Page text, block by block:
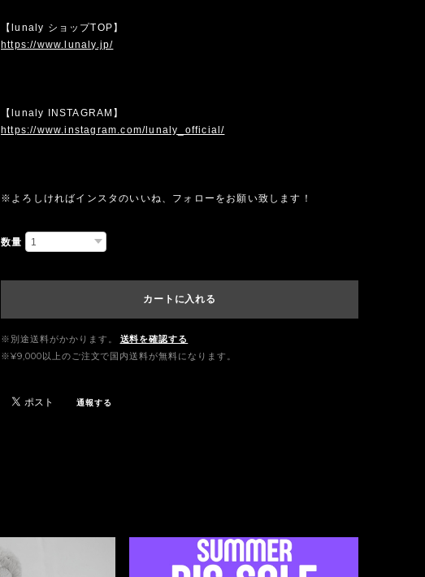
【lunaly ショップTOP】
https://www.lunaly.jp/
【lunaly INSTAGRAM】
https://www.instagram.com/lunaly_official/
※よろしければインスタのいいね、フォローをお願い致します！
数量
カートに入れる
※別途送料がかかります。
送料を確認する
※¥9,000以上のご注文で国内送料が無料になります。
通報する